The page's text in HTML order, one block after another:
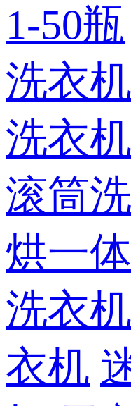
1-50瓶
洗衣机
洗衣机
滚筒
烘一
洗衣机
衣机